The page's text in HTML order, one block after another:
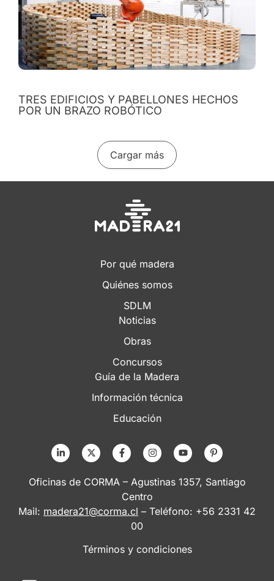
TRES EDIFICIOS Y PABELLONES HECHOS
POR UN BRAZO ROBÓTICO
Cargar más
Por qué madera
Quiénes somos
SDLM
Noticias
Obras
Concursos
Guía de la Madera
Información técnica
Educación
Oficinas de CORMA – Agustinas 1357, Santiago
Centro
Mail: madera21@corma.cl – Teléfono: +56 2331 42
00
Términos y condiciones